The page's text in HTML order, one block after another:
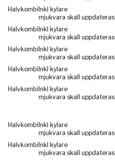
HalvkombiInkl kylare
mjukvara skall uppdateras
HalvkombiInkl kylare
mjukvara skall uppdateras
HalvkombiInkl kylare
mjukvara skall uppdateras
HalvkombiInkl kylare
mjukvara skall uppdateras
HalvkombiInkl kylare
mjukvara skall uppdateras
HalvkombiInkl kylare
mjukvara skall uppdateras
HalvkombiInkl kylare
mjukvara skall uppdateras